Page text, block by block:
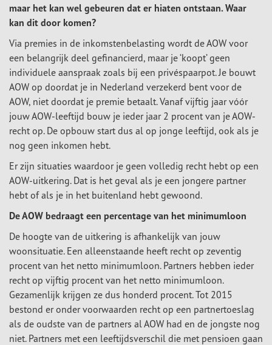
maar het kan wel gebeuren dat er hiaten ontstaan. Waar
kan dit door komen?
Via premies in de inkomstenbelasting wordt de AOW voor
een belangrijk deel gefinancierd, maar je ‘koopt’ geen
individuele aanspraak zoals bij een privéspaarpot. Je bouwt
AOW op doordat je in Nederland verzekerd bent voor de
AOW, niet doordat je premie betaalt. Vanaf vijftig jaar vóór
jouw AOW-leeftijd bouw je ieder jaar 2 procent van je AOW-
recht op. De opbouw start dus al op jonge leeftijd, ook als je
nog geen inkomen hebt.
Er zijn situaties waardoor je geen volledig recht hebt op een
AOW-uitkering. Dat is het geval als je een jongere partner
hebt of als je in het buitenland hebt gewoond.
De AOW bedraagt een percentage van het minimumloon
De hoogte van de uitkering is afhankelijk van jouw
woonsituatie. Een alleenstaande heeft recht op zeventig
procent van het netto minimumloon. Partners hebben ieder
recht op vijftig procent van het netto minimumloon.
Gezamenlijk krijgen ze dus honderd procent. Tot 2015
bestond er onder voorwaarden recht op een partnertoeslag
als de oudste van de partners al AOW had en de jongste nog
niet. Partners met een leeftijdsverschil die met pensioen gaan